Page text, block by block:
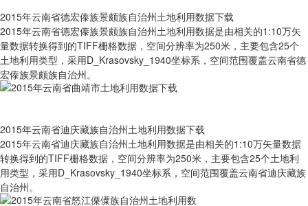
2015年云南省德宏傣族景颇族自治州土地利用数据下载
2015年云南省德宏傣族景颇族自治州土地利用数据是由相关的1:10万矢
量数据转换得到的TIFF栅格数据，空间分辨率为250米，主要包含25个
土地利用类型，采用D_Krasovsky_1940坐标系，空间范围覆盖云南省德
宏傣族景颇族自治州。
2015年云南省迪庆藏族自治州土地利用数据下载
2015年云南省迪庆藏族自治州土地利用数据是由相关的1:10万矢量数据
转换得到的TIFF栅格数据，空间分辨率为250米，主要包含25个土地利
用类型，采用D_Krasovsky_1940坐标系，空间范围覆盖云南省迪庆藏族
自治州。